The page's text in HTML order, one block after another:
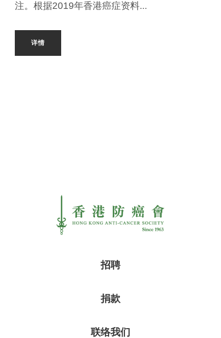
注。根据2019年香港癌症资料...
详情
招聘
捐款
联络我们